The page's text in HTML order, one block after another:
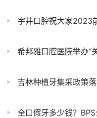
宇井口腔祝大家2023
希邦雅口腔医院举办“
吉林种植牙集采政策
全口假牙多少钱？BPS全